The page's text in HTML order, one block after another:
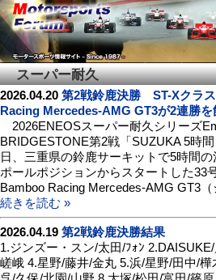
スーパー耐久
2026.04.20 第2戦鈴鹿決勝 ST-Xクラ
Racing Mercedes-AMG GT3が2連勝を
2026ENEOSスーパー耐久シリーズ
BRIDGESTONE第2戦「SUZUKA 5時
日、三重県の鈴鹿サーキットで5時間の
ポールポジションからスタートした33
Bamboo Racing Mercedes-AMG GT3
続きを読む »
2026.04.19 第2戦鈴鹿決勝結果
1.ジンズー・スン/太田/ﾌｫﾝ
嵯峨 4.星野/藤井/金丸 5.浜/星野/田中/